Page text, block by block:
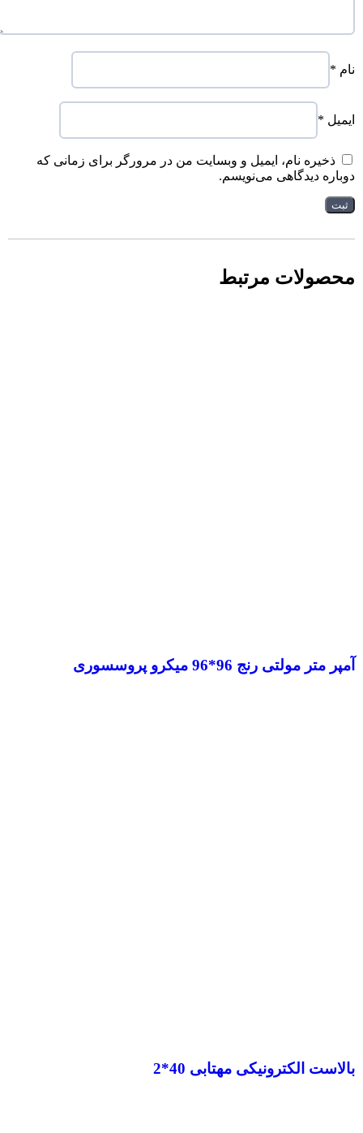
نام *
ایمیل *
ذخیره نام، ایمیل و وبسایت من در مرورگر برای زمانی که
دوباره دیدگاهی می‌نویسم.
محصولات مرتبط
آمپر متر مولتی رنج 96*96 میکرو پروسسوری
بالاست الکترونیکی مهتابی 40*2